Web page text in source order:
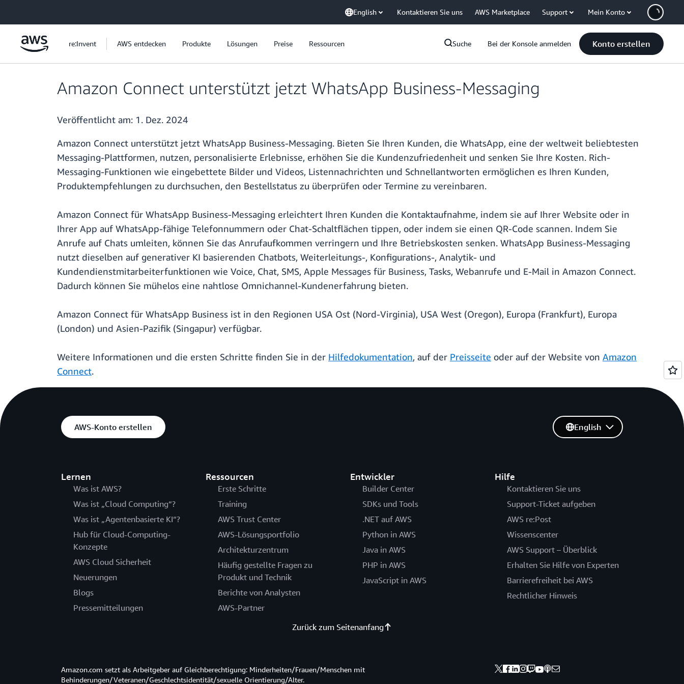
English Kontaktieren Sie uns AWS Marketplace Support Mein Konto
re:Invent AWS entdecken Produkte Lösungen Preise Ressourcen Suche Bei der Konsole anmelden Konto erstellen
Amazon Connect unterstützt jetzt WhatsApp Business-Messaging
Veröffentlicht am: 1. Dez. 2024
Amazon Connect unterstützt jetzt WhatsApp Business-Messaging. Bieten Sie Ihren Kunden, die WhatsApp, eine der weltweit beliebtesten
Messaging-Plattformen, nutzen, personalisierte Erlebnisse, erhöhen Sie die Kundenzufriedenheit und senken Sie Ihre Kosten. Rich-
Messaging-Funktionen wie eingebettete Bilder und Videos, Listennachrichten und Schnellantworten ermöglichen es Ihren Kunden,
Produktempfehlungen zu durchsuchen, den Bestellstatus zu überprüfen oder Termine zu vereinbaren.
Amazon Connect für WhatsApp Business-Messaging erleichtert Ihren Kunden die Kontaktaufnahme, indem sie auf Ihrer Website oder in
Ihrer App auf WhatsApp-fähige Telefonnummern oder Chat-Schaltflächen tippen, oder indem sie einen QR-Code scannen. Indem Sie
Anrufe auf Chats umleiten, können Sie das Anrufaufkommen verringern und Ihre Betriebskosten senken. WhatsApp Business-Messaging
nutzt dieselben auf generativer KI basierenden Chatbots, Weiterleitungs-, Konfigurations-, Analytik- und
Kundendienstmitarbeiterfunktionen wie Voice, Chat, SMS, Apple Messages für Business, Tasks, Webanrufe und E-Mail in Amazon Connect.
Dadurch können Sie mühelos eine nahtlose Omnichannel-Kundenerfahrung bieten.
Amazon Connect für WhatsApp Business ist in den Regionen USA Ost (Nord-Virginia), USA West (Oregon), Europa (Frankfurt), Europa
(London) und Asien-Pazifik (Singapur) verfügbar.
Weitere Informationen und die ersten Schritte finden Sie in der Hilfedokumentation, auf der Preisseite oder auf der Website von Amazon
Connect.
AWS-Konto erstellen
Lernen
Was ist AWS?
Was ist „Cloud Computing“?
Was ist „Agentenbasierte KI“?
Hub für Cloud-Computing-
Konzepte
AWS Cloud Sicherheit
Neuerungen
Blogs
Pressemitteilungen
Ressourcen
Erste Schritte
Training
AWS Trust Center
AWS-Lösungsportfolio
Architekturzentrum
Häufig gestellte Fragen zu
Produkt und Technik
Berichte von Analysten
AWS-Partner
Entwickler
Builder Center
SDKs und Tools
.NET auf AWS
Python in AWS
Java in AWS
PHP in AWS
JavaScript in AWS
Hilfe
Kontaktieren Sie uns
Support-Ticket aufgeben
AWS re:Post
Wissenscenter
AWS Support – Überblick
Erhalten Sie Hilfe von Experten
Barrierefreiheit bei AWS
Rechtlicher Hinweis
English
Zurück zum Seitenanfang
Amazon.com setzt als Arbeitgeber auf Gleichberechtigung: Minderheiten/Frauen/Menschen mit
Behinderungen/Veteranen/Geschlechtsidentität/sexuelle Orientierung/Alter.